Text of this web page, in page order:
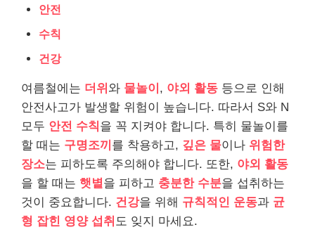
안전
수칙
건강
여름철에는 더위 와 물놀이 , 야외 활동 등으로 인해
안전사고가 발생할 위험이 높습니다. 따라서 S와 N
모두 안전 수칙을 꼭 지켜야 합니다. 특히 물놀이를
할 때는 구명조끼 를 착용하고, 깊은 물이나 위험한
장소는 피하도록 주의해야 합니다. 또한, 야외 활동
을 할 때는 햇볕을 피하고 충분한 수분을 섭취하는
것이 중요합니다. 건강을 위해 규칙적인 운동과 균
형 잡힌 영양 섭취 도 잊지 마세요.